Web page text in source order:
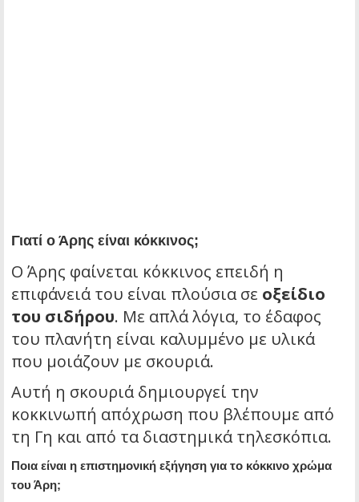
Γιατί ο Άρης είναι κόκκινος;
Ο Άρης φαίνεται κόκκινος επειδή η
επιφάνειά του είναι πλούσια σε οξείδιο
του σιδήρου. Με απλά λόγια, το έδαφος
του πλανήτη είναι καλυμμένο με υλικά
που μοιάζουν με σκουριά.
Αυτή η σκουριά δημιουργεί την
κοκκινωπή απόχρωση που βλέπουμε από
τη Γη και από τα διαστημικά τηλεσκόπια.
Ποια είναι η επιστημονική εξήγηση για το κόκκινο χρώμα
του Άρη;